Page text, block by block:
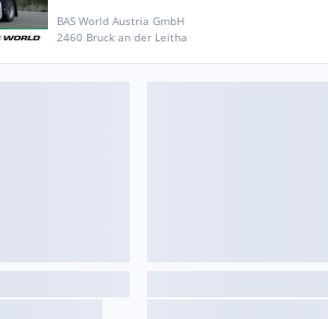
BAS World Austria GmbH
2460 Bruck an der Leitha